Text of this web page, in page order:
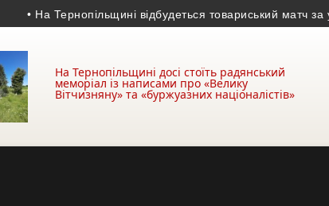
• На Тернопільщині відбудеться товариський матч за
На Тернопільщині досі стоїть радянський
меморіал із написами про «Велику
Вітчизняну» та «буржуазних націоналістів»